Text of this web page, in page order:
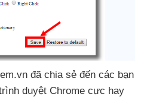
đã chia sẻ đến các bạn
duyệt Chrome cực hay